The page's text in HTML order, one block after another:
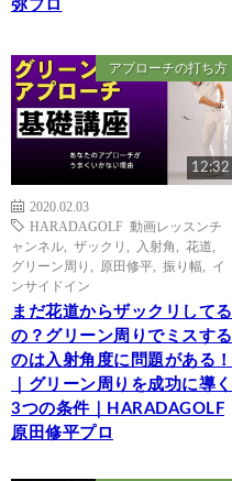
弥プロ
アプローチの打ち方
12:32
2020.02.03
HARADAGOLF 動画レッスンチ
ャンネル
ザックリ 入射角 花道
グリーン周り
原田修平 振り幅
イ
ンサイドイン
まだ花道からザックリしてる
の？グリーン周りでミスする
のは入射角度に問題がある！
｜グリーン周りを成功に導く
3つの条件｜HARADAGOLF
原田修平プロ